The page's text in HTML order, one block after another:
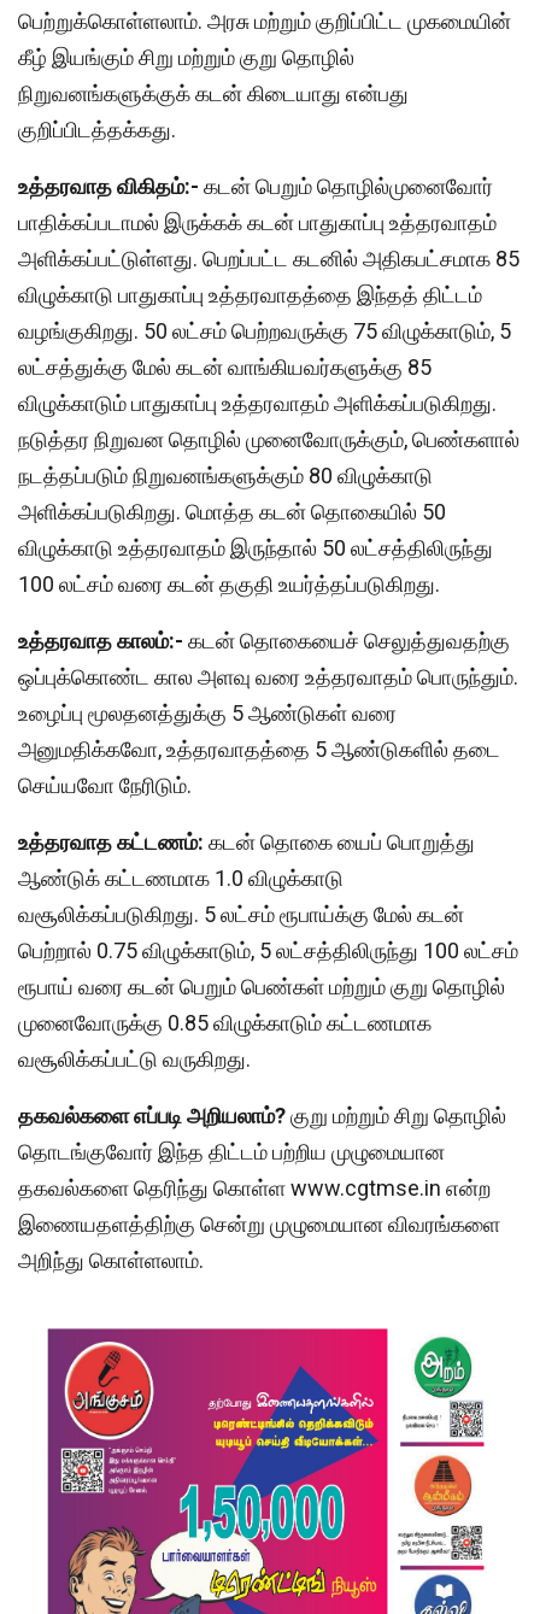
பெற்றுக்கொள்ளலாம். அரசு மற்றும் குறிப்பிட்ட முகமையின்
கீழ் இயங்கும் சிறு மற்றும் குறு தொழில்
நிறுவனங்களுக்குக் கடன் கிடையாது என்பது
குறிப்பிடத்தக்கது.
உத்தரவாத விகிதம்:- கடன் பெறும் தொழில்முனைவோர்
பாதிக்கப்படாமல் இருக்கக் கடன் பாதுகாப்பு உத்தரவாதம்
அளிக்கப்பட்டுள்ளது. பெறப்பட்ட கடனில் அதிகபட்சமாக 85
விழுக்காடு பாதுகாப்பு உத்தரவாதத்தை இந்தத் திட்டம்
வழங்குகிறது. 50 லட்சம் பெற்றவருக்கு 75 விழுக்காடும், 5
லட்சத்துக்கு மேல் கடன் வாங்கியவர்களுக்கு 85
விழுக்காடும் பாதுகாப்பு உத்தரவாதம் அளிக்கப்படுகிறது.
நடுத்தர நிறுவன தொழில் முனைவோருக்கும், பெண்களால்
நடத்தப்படும் நிறுவனங்களுக்கும் 80 விழுக்காடு
அளிக்கப்படுகிறது. மொத்த கடன் தொகையில் 50
விழுக்காடு உத்தரவாதம் இருந்தால் 50 லட்சத்திலிருந்து
100 லட்சம் வரை கடன் தகுதி உயர்த்தப்படுகிறது.
உத்தரவாத காலம்:- கடன் தொகையைச் செலுத்துவதற்கு
ஒப்புக்கொண்ட கால அளவு வரை உத்தரவாதம் பொருந்தும்.
உழைப்பு மூலதனத்துக்கு 5 ஆண்டுகள் வரை
அனுமதிக்கவோ, உத்தரவாதத்தை 5 ஆண்டுகளில் தடை
செய்யவோ நேரிடும்.
உத்தரவாத கட்டணம்: கடன் தொகை யைப் பொறுத்து
ஆண்டுக் கட்டணமாக 1.0 விழுக்காடு
வசூலிக்கப்படுகிறது. 5 லட்சம் ரூபாய்க்கு மேல் கடன்
பெற்றால் 0.75 விழுக்காடும், 5 லட்சத்திலிருந்து 100 லட்சம்
ரூபாய் வரை கடன் பெறும் பெண்கள் மற்றும் குறு தொழில்
முனைவோருக்கு 0.85 விழுக்காடும் கட்டணமாக
வசூலிக்கப்பட்டு வருகிறது.
தகவல்களை எப்படி அறியலாம்?குறு மற்றும் சிறு தொழில்
தொடங்குவோர் இந்த திட்டம் பற்றிய முழுமையான
தகவல்களை தெரிந்து கொள்ள www.cgtmse.in என்ற
இணையதளத்திற்கு சென்று முழுமையான விவரங்களை
அறிந்து கொள்ளலாம்.